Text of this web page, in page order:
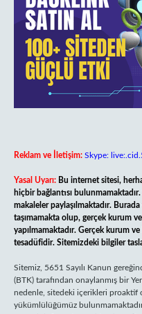
Reklam ve İletişim: Skype:
Yasal Uyarı: Bu internet sitesi,
hiçbir bağlantısı bulunmamaktadır.
makaleler paylaşılmaktadır.
taşımamakta olup, gerçek kurum
yapılmamaktadır. Gerçek kurum
tesadüfidir. Sitemizdeki bilgiler
Sitemiz, 5651 Sayılı Kanun
(BTK) tarafından onaylanmış bir
nedenle, sitedeki içerikleri proaktif
yükümlülüğümüz